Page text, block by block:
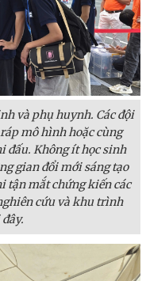
và phụ huynh. Các đội
mô hình hoặc cùng
đấu. Không ít học sinh
gian đổi mới sáng tạo
tận mắt chứng kiến các
cứu và khu trình